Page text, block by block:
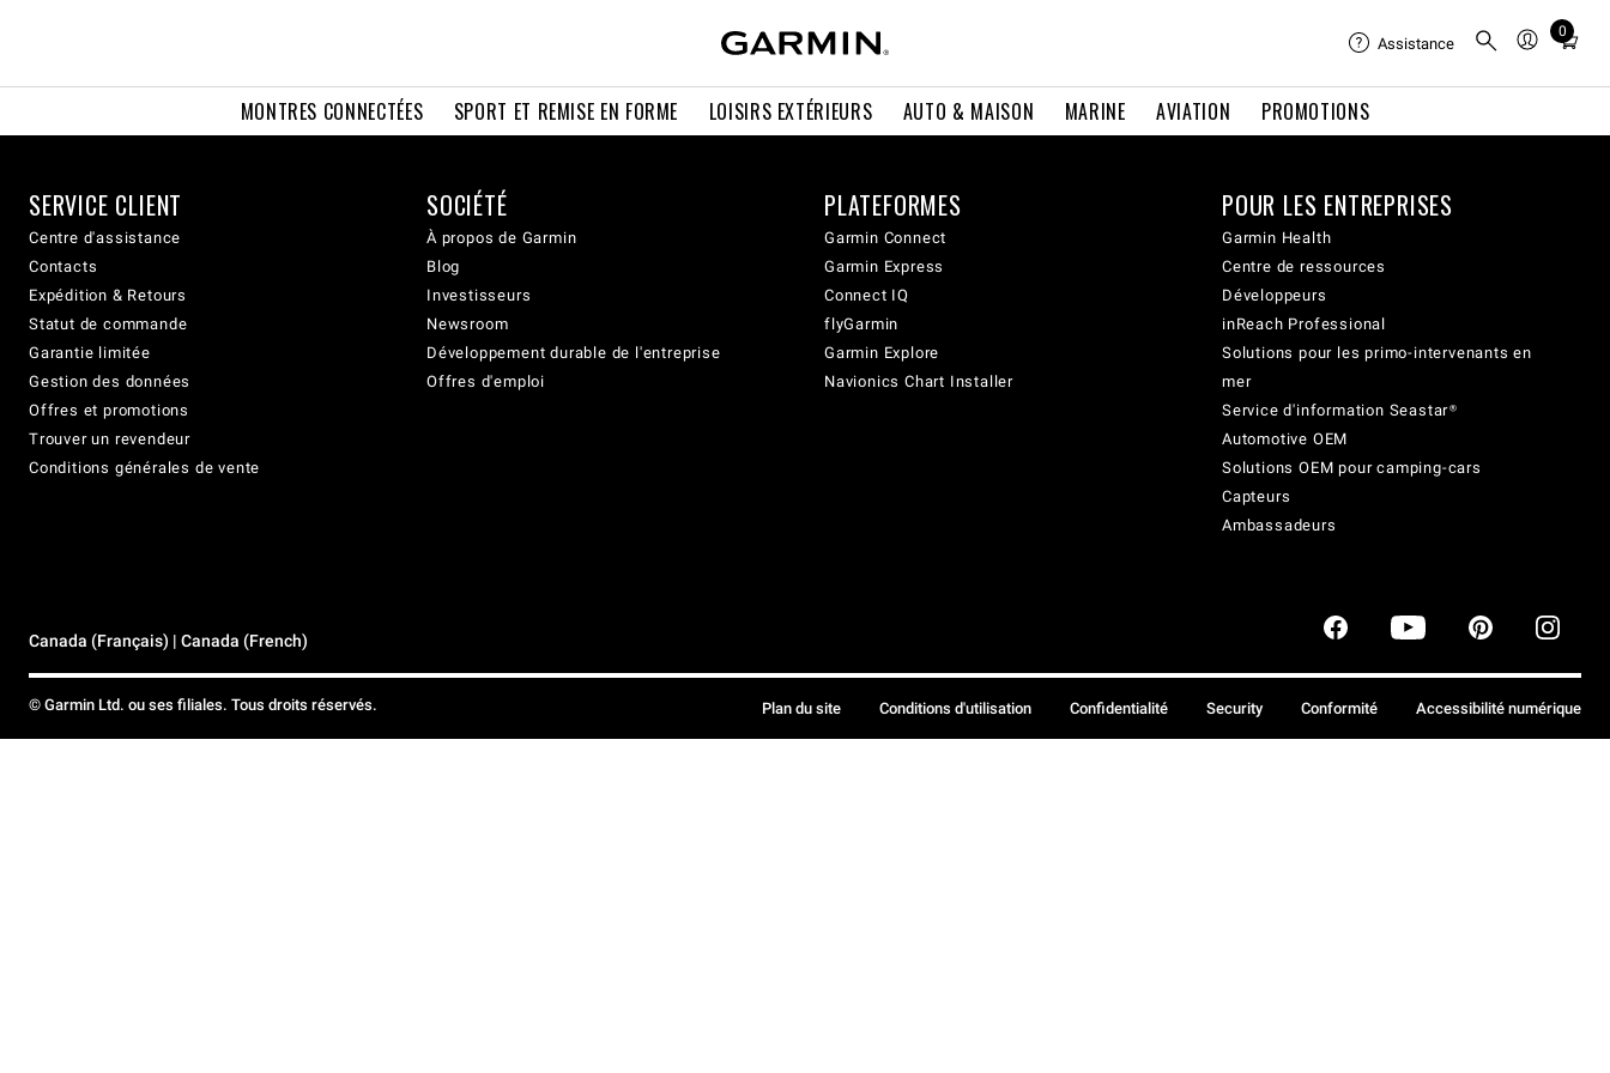
MONTRES CONNECTÉES SPORT ET REMISE EN FORME LOISIRS EXTÉRIEURS AUTO & MAISON MARINE AVIATION PROMOTIONS
Assistance
0
Total
cart:
SERVICE CLIENT
Centre d'assistance
Contacts
Expédition & Retours
Statut de commande
Garantie limitée
Gestion des données
Offres et promotions
Trouver un revendeur
Conditions générales de vente
SOCIÉTÉ
À propos de Garmin
Blog
Investisseurs
Newsroom
Développement durable de l'entreprise
Offres d'emploi
PLATEFORMES
Garmin Connect
Garmin Express
Connect IQ
flyGarmin
Garmin Explore
Navionics Chart Installer
POUR LES ENTREPRISES
Garmin Health
Centre de ressources
Développeurs
inReach Professional
Solutions pour les primo-intervenants en
mer
Service d'information Seastar®
Automotive OEM
Solutions OEM pour camping-cars
Capteurs
Ambassadeurs
Canada (Français) | Canada (French)
© Garmin Ltd. ou ses filiales. Tous droits réservés. Plan du site Conditions d'utilisation Confidentialité Security Conformité Accessibilité numérique